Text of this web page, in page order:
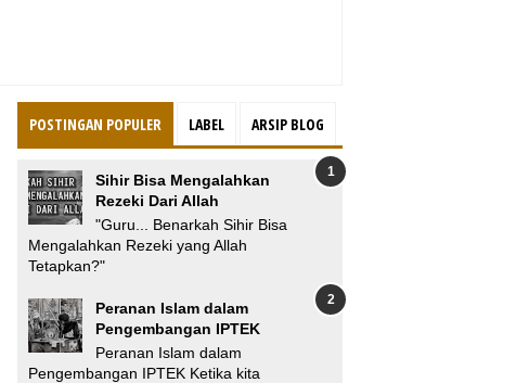
POSTINGAN POPULER LABEL ARSIP BLOG
Sihir Bisa Mengalahkan
Rezeki Dari Allah
"Guru... Benarkah Sihir Bisa
Mengalahkan Rezeki yang Allah
Tetapkan?"
Peranan Islam dalam
Pengembangan IPTEK
Peranan Islam dalam
Pengembangan IPTEK Ketika kita